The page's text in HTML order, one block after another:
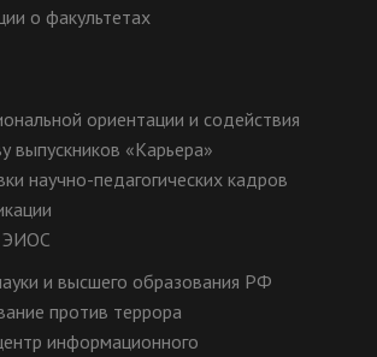
о факультетах
ориентации и содействия
выпускников «Карьера»
научно-педагогических кадров
ЭИОС
и высшего образования РФ
против террора
информационного